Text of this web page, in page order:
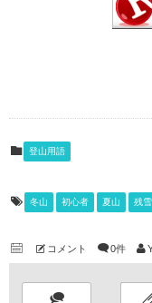
登山用語
冬山 初心者 夏山 残雪
コメント 0件